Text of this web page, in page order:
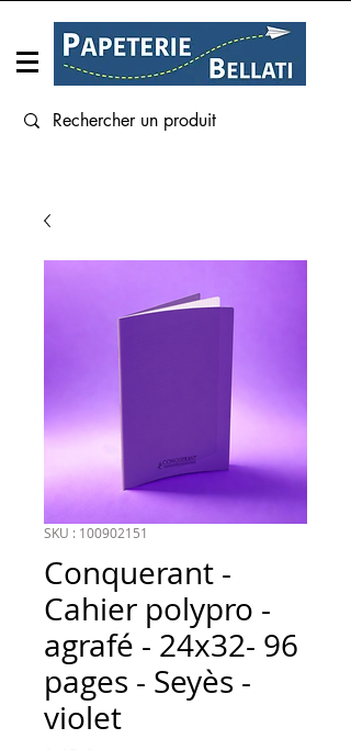
SKU : 100902151
Conquerant -
Cahier polypro -
agrafé - 24x32- 96
pages - Seyès -
violet